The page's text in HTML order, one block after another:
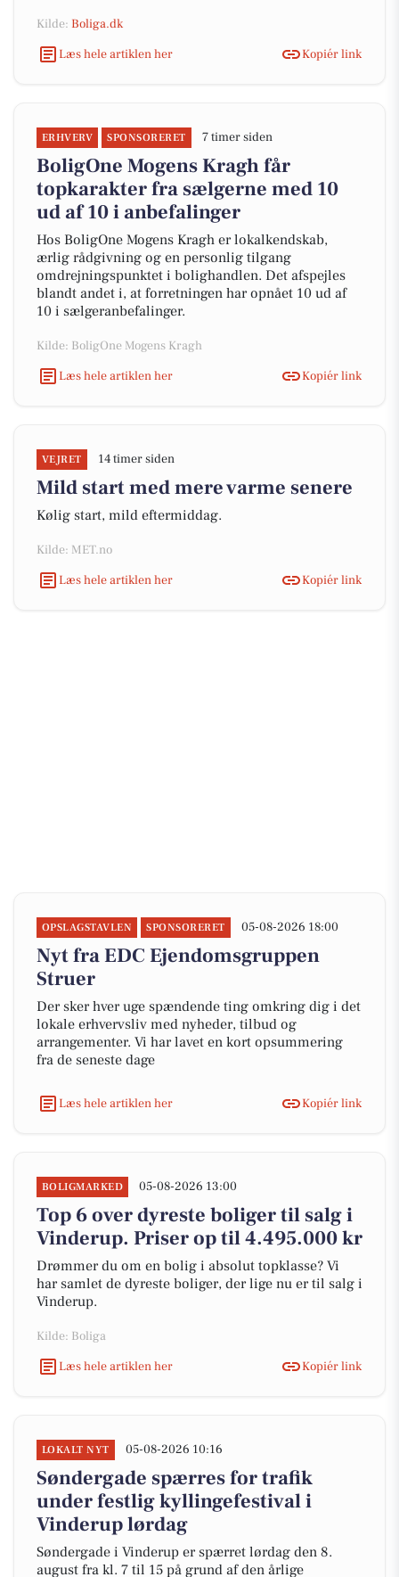
Kilde: Boliga.dk
Læs hele artiklen her
Kopiér link
ERHVERV SPONSORERET 7 timer siden
BoligOne Mogens Kragh får
topkarakter fra sælgerne med 10
ud af 10 i anbefalinger
Hos BoligOne Mogens Kragh er lokalkendskab,
ærlig rådgivning og en personlig tilgang
omdrejningspunktet i bolighandlen. Det afspejles
blandt andet i, at forretningen har opnået 10 ud af
10 i sælgeranbefalinger.
Kilde: BoligOne Mogens Kragh
Læs hele artiklen her
Kopiér link
VEJRET 14 timer siden
Mild start med mere varme senere
Kølig start, mild eftermiddag.
Kilde: MET.no
Læs hele artiklen her
Kopiér link
OPSLAGSTAVLEN SPONSORERET 05-08-2026 18:00
Nyt fra EDC Ejen­doms­grup­pen
Struer
Der sker hver uge spændende ting omkring dig i det
lokale erhvervsliv med nyheder, tilbud og
arrangementer. Vi har lavet en kort opsummering
fra de seneste dage
Læs hele artiklen her Kopiér link
BOLIGMARKED 05-08-2026 13:00
Top 6 over dyreste boliger til salg i
Vinderup. Priser op til 4.495.000 kr
Drømmer du om en bolig i absolut topklasse? Vi
har samlet de dyreste boliger, der lige nu er til salg i
Vinderup.
Kilde: Boliga
Læs hele artiklen her
Kopiér link
LOKALT NYT 05-08-2026 10:16
Søndergade spærres for trafik
under festlig kyllingefestival i
Vinderup lørdag
Søndergade i Vinderup er spærret lørdag den 8.
august fra kl. 7 til 15 på grund af den årlige